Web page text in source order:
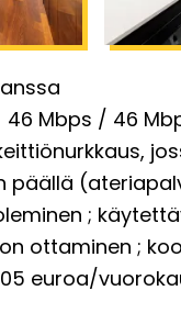
46 Mbps / 46
päällä
ottaminen
euroa/